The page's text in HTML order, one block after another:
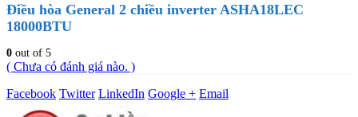
Điều hòa General 2 chiều inverter ASHA18LEC
18000BTU
0 out of 5
( Chưa có đánh giá nào. )
Facebook Twitter LinkedIn Google + Email